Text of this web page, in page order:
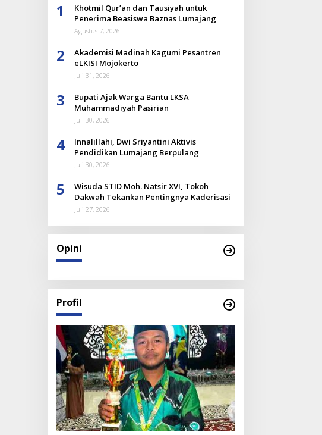
1
Khotmil Qur’an dan Tausiyah untuk
Penerima Beasiswa Baznas Lumajang
Agustus 7, 2026
2
Akademisi Madinah Kagumi Pesantren
eLKISI Mojokerto
Juli 31, 2026
3
Bupati Ajak Warga Bantu LKSA
Muhammadiyah Pasirian
Juli 30, 2026
4
Innalillahi, Dwi Sriyantini Aktivis
Pendidikan Lumajang Berpulang
Juli 30, 2026
5
Wisuda STID Moh. Natsir XVI, Tokoh
Dakwah Tekankan Pentingnya Kaderisasi
Juli 27, 2026
Opini
Profil